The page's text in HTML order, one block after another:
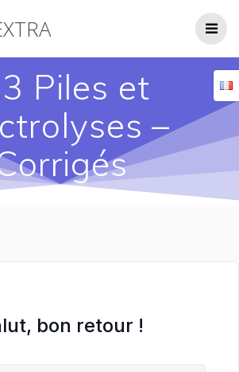
Piles et
–
bon retour !